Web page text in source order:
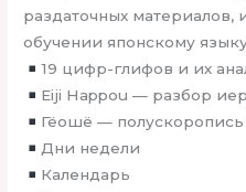
раздаточных
обучении японскому
19 цифр-глифов и их
Eiji Happou — разбор
Гёошё — полускоропись
Дни недели
Календарь